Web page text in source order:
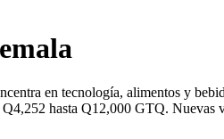
en tecnología, alimentos y
hasta Q12,000 GTQ. Nuevas